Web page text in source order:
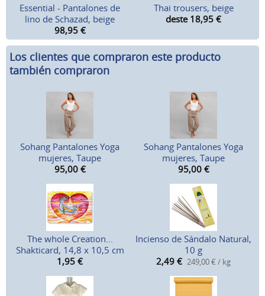
Essential - Pantalones de
lino de Schazad, beige
98,95 €
Thai trousers, beige
deste 18,95 €
Los clientes que compraron este producto
también compraron
Sohang Pantalones Yoga
mujeres, Taupe
95,00 €
Sohang Pantalones Yoga
mujeres, Taupe
95,00 €
The whole Creation...
Shakticard, 14,8 x 10,5 cm
1,95 €
Incienso de Sándalo Natural,
10 g
2,49 € 249,00 € / kg